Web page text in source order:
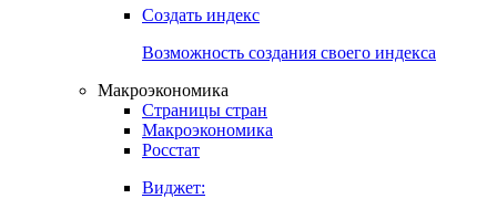
Курсы валют Центральных Банков
Ставки центральных банков
Создать индекс
Возможность создания своего индекса
Страницы стран